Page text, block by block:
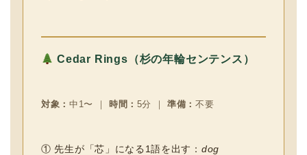
Cedar Rings（杉の年輪センテンス）
対象： 中1〜 ｜ 時間： 5分 ｜準備：不要
① 先生が「芯」になる1語を出す： dog